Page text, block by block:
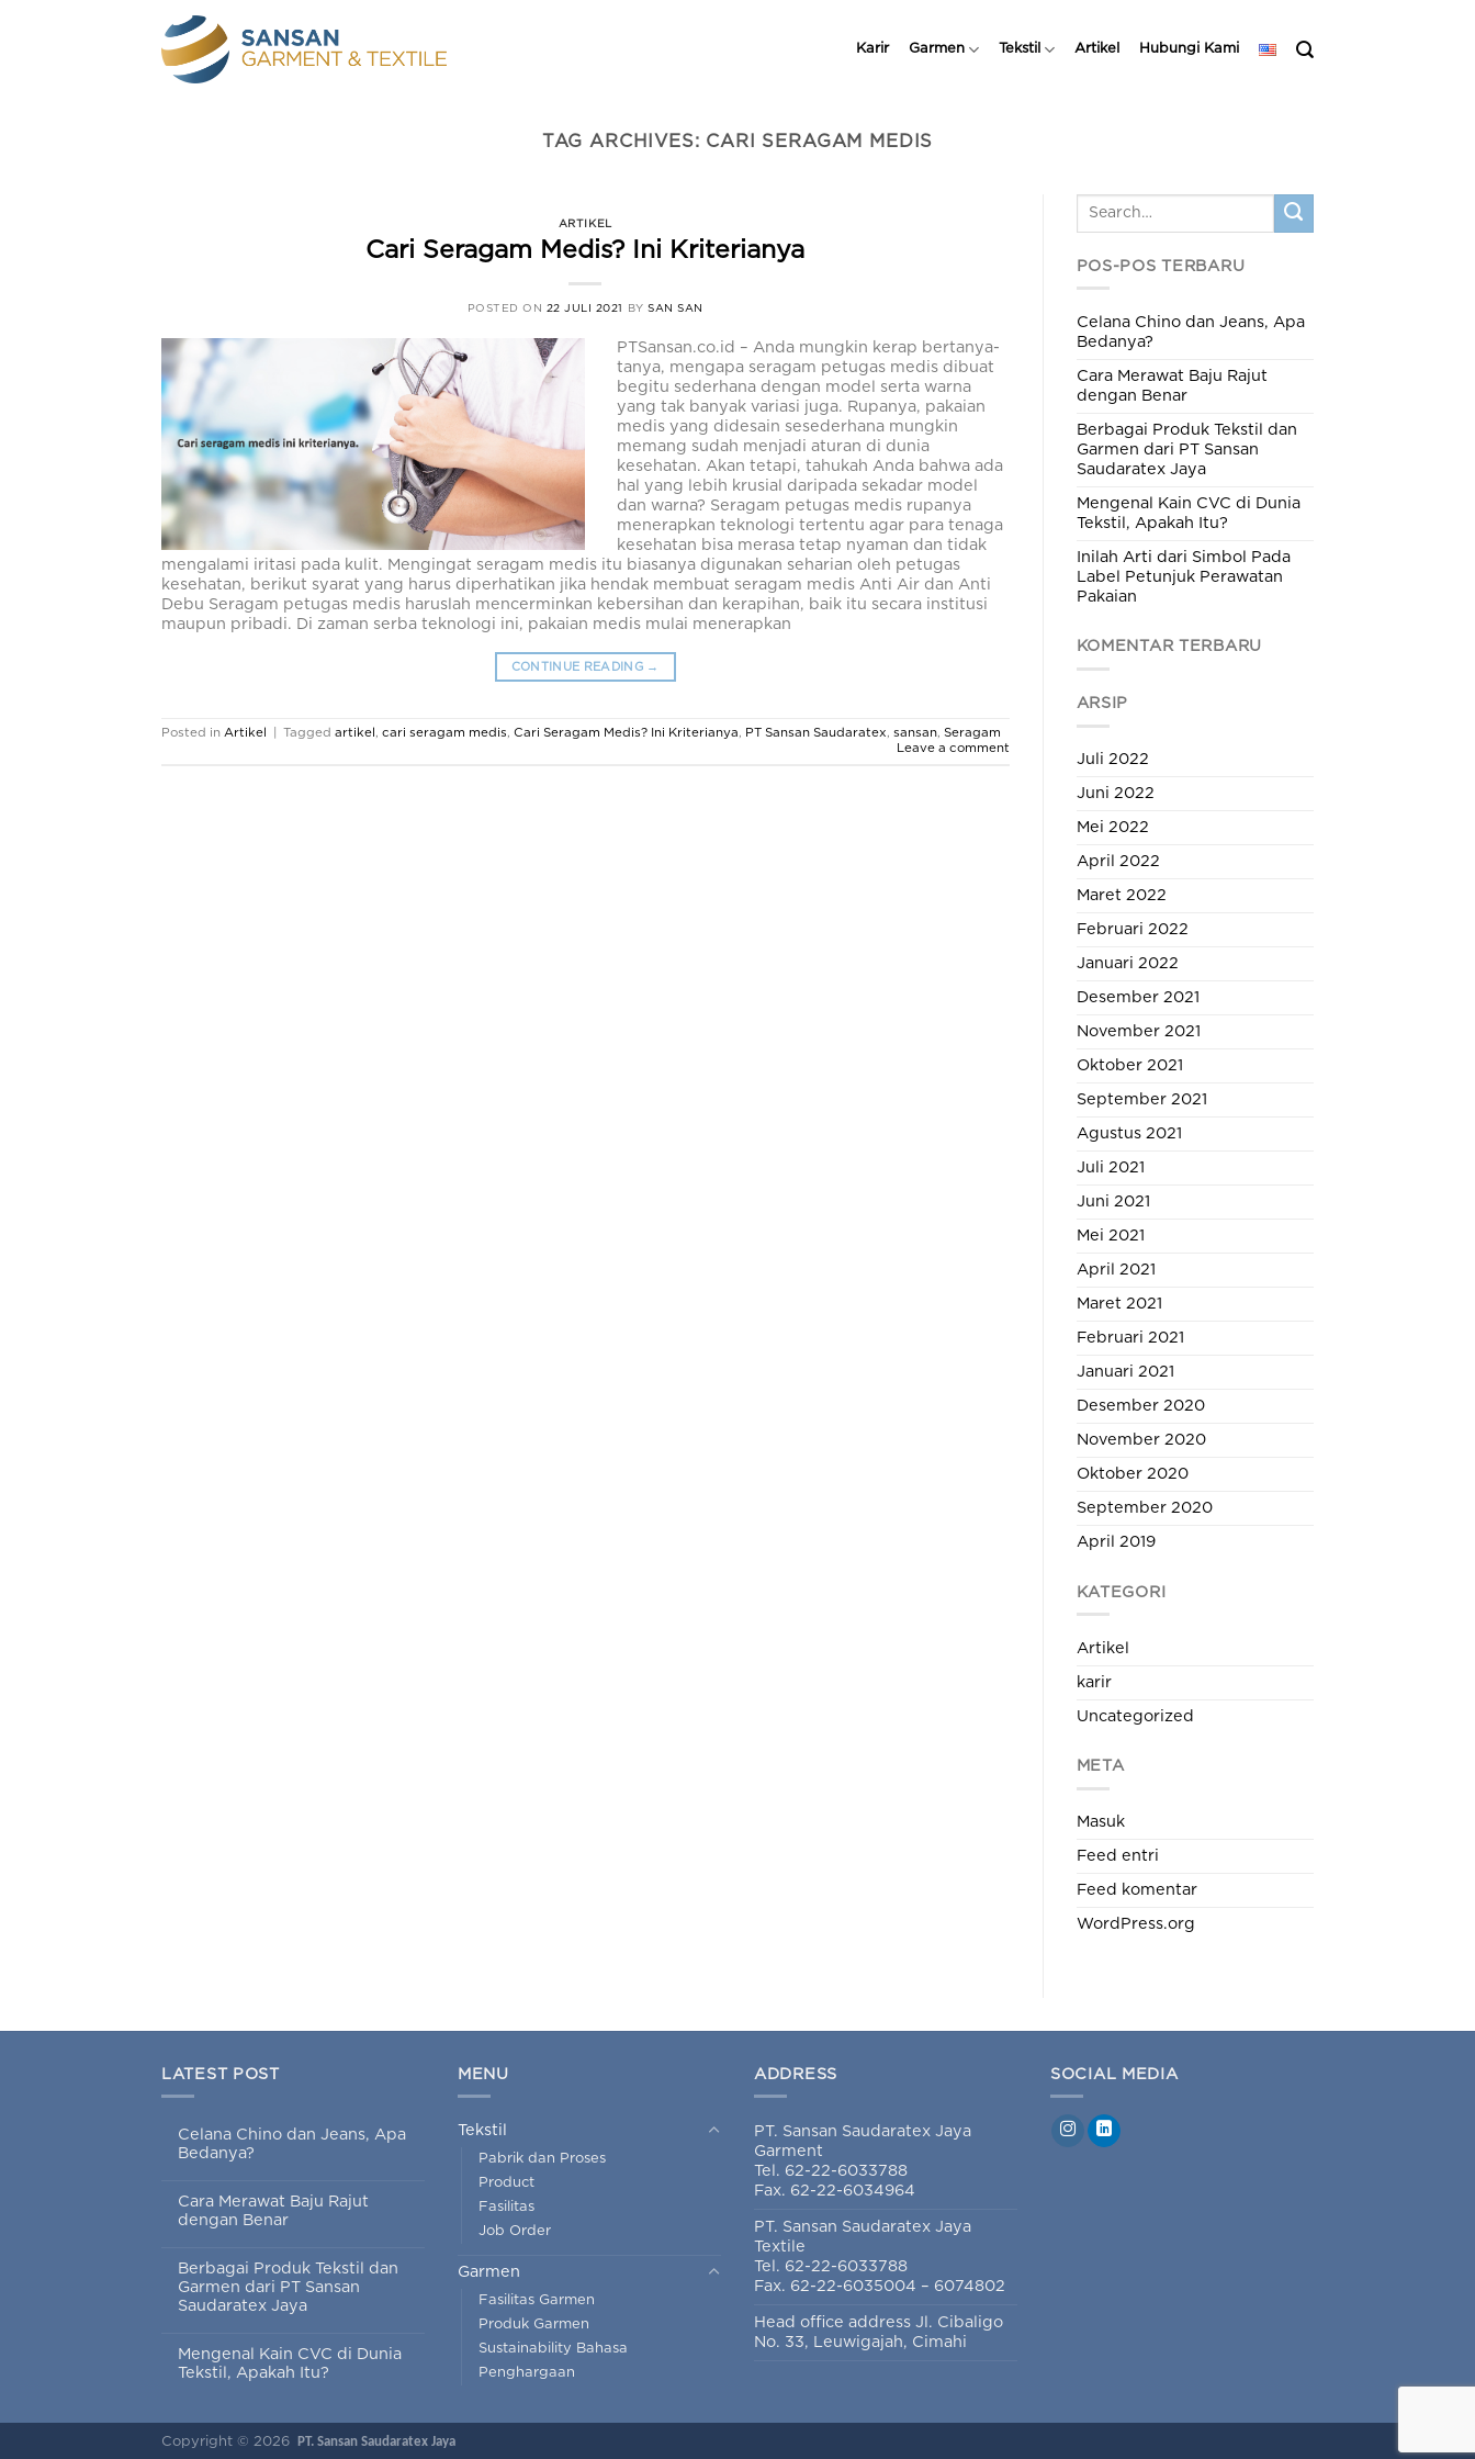
Karir Garmen Tekstil Artikel Hubungi Kami
TAG ARCHIVES: CARI SERAGAM MEDIS
ARTIKEL
Cari Seragam Medis? Ini Kriterianya
POSTED ON 22 JULI 2021 BYSAN SAN
PTSansan.co.id – Anda mungkin kerap bertanya-
tanya, mengapa seragam petugas medis dibuat
begitu sederhana dengan model serta warna
yang tak banyak variasi juga. Rupanya, pakaian
medis yang didesain sesederhana mungkin
memang sudah menjadi aturan di dunia
kesehatan. Akan tetapi, tahukah Anda bahwa ada
hal yang lebih krusial daripada sekadar model
dan warna? Seragam petugas medis rupanya
menerapkan teknologi tertentu agar para tenaga
kesehatan bisa merasa tetap nyaman dan tidak
mengalami iritasi pada kulit. Mengingat seragam medis itu biasanya digunakan seharian oleh petugas
kesehatan, berikut syarat yang harus diperhatikan jika hendak membuat seragam medis Anti Air dan Anti
Debu Seragam petugas medis haruslah mencerminkan kebersihan dan kerapihan, baik itu secara institusi
maupun pribadi. Di zaman serba teknologi ini, pakaian medis mulai menerapkan
CONTINUE READING →
Posted in Artikel Tagged artikel , cari seragam medis, Cari Seragam Medis? Ini Kriterianya, PT Sansan Saudaratex, sansan, Seragam
Leave a comment
POS-POS TERBARU
Celana Chino dan Jeans, Apa
Bedanya?
Cara Merawat Baju Rajut
dengan Benar
Berbagai Produk Tekstil dan
Garmen dari PT Sansan
Saudaratex Jaya
Mengenal Kain CVC di Dunia
Tekstil, Apakah Itu?
Inilah Arti dari Simbol Pada
Label Petunjuk Perawatan
Pakaian
KOMENTAR TERBARU
ARSIP
Juli 2022
Juni 2022
Mei 2022
April 2022
Maret 2022
Februari 2022
Januari 2022
Desember 2021
November 2021
Oktober 2021
September 2021
Agustus 2021
Juli 2021
Juni 2021
Mei 2021
April 2021
Maret 2021
Februari 2021
Januari 2021
Desember 2020
November 2020
Oktober 2020
September 2020
April 2019
KATEGORI
Artikel
karir
Uncategorized
META
Masuk
Feed entri
Feed komentar
WordPress.org
LATEST POST
Celana Chino dan Jeans, Apa
Bedanya?
Cara Merawat Baju Rajut
dengan Benar
Berbagai Produk Tekstil dan
Garmen dari PT Sansan
Saudaratex Jaya
Mengenal Kain CVC di Dunia
Tekstil, Apakah Itu?
MENU
Tekstil
Pabrik dan Proses
Product
Fasilitas
Job Order
Garmen
Fasilitas Garmen
Produk Garmen
Sustainability Bahasa
Penghargaan
ADDRESS
PT. Sansan Saudaratex Jaya
Garment
Tel. 62-22-6033788
Fax. 62-22-6034964
PT. Sansan Saudaratex Jaya
Textile
Tel. 62-22-6033788
Fax. 62-22-6035004 – 6074802
Head office address Jl. Cibaligo
No. 33, Leuwigajah, Cimahi
SOCIAL MEDIA
Copyright © 2026 PT. Sansan Saudaratex Jaya